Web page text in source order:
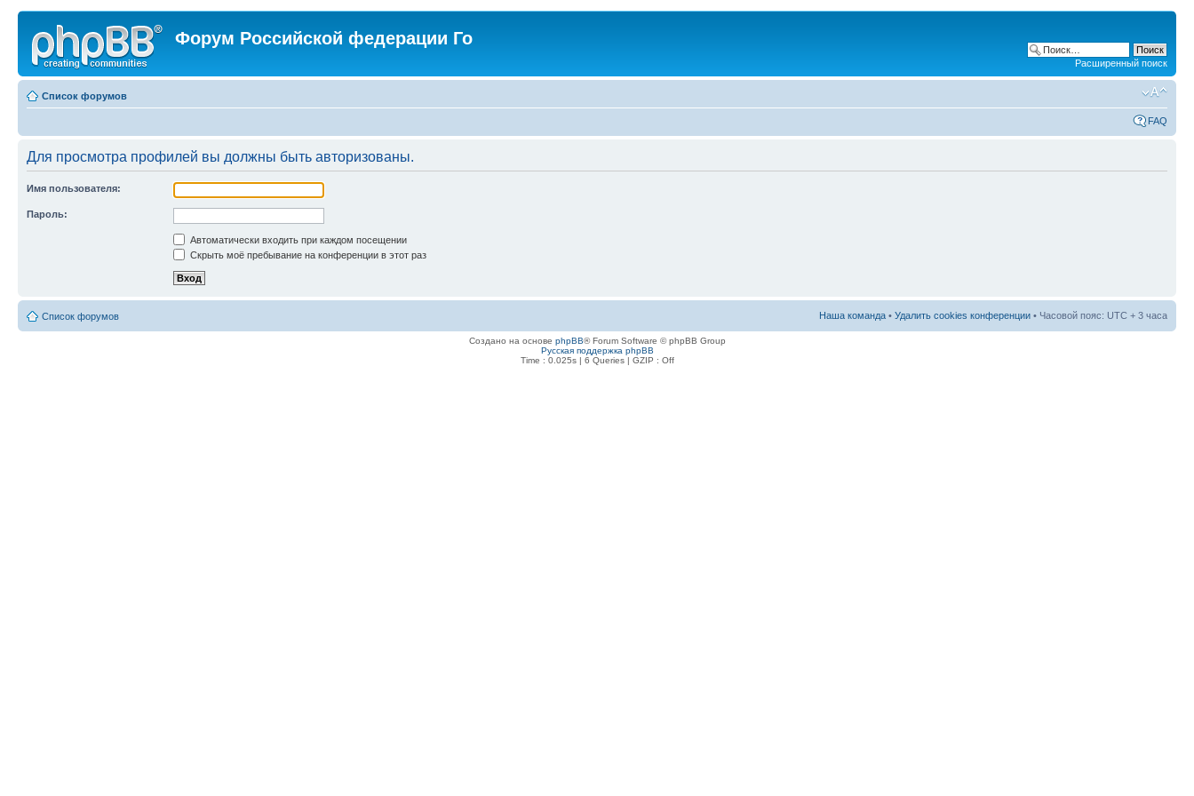
Форум Российской федерации Го
Расширенный поиск
Список форумов
FAQ
Для просмотра профилей вы должны быть авторизованы.
Имя пользователя:
Пароль:
Автоматически входить при каждом посещении
Скрыть моё пребывание на конференции в этот раз
Список форумов Наша команда • Удалить cookies конференции • Часовой пояс: UTC + 3 часа
Создано на основе phpBB® Forum Software © phpBB Group
Русская поддержка phpBB
Time : 0.025s | 6 Queries | GZIP : Off